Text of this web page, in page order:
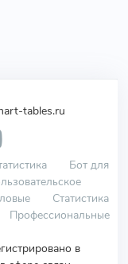
tables.ru
Бот для
Статистика
Профессиональные
в